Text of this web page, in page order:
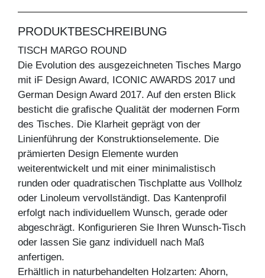
PRODUKTBESCHREIBUNG
TISCH MARGO ROUND
Die Evolution des ausgezeichneten Tisches Margo
mit iF Design Award, ICONIC AWARDS 2017 und
German Design Award 2017. Auf den ersten Blick
besticht die grafische Qualität der modernen Form
des Tisches. Die Klarheit geprägt von der
Linienführung der Konstruktionselemente. Die
prämierten Design Elemente wurden
weiterentwickelt und mit einer minimalistisch
runden oder quadratischen Tischplatte aus Vollholz
oder Linoleum vervollständigt. Das Kantenprofil
erfolgt nach individuellem Wunsch, gerade oder
abgeschrägt. Konfigurieren Sie Ihren Wunsch-Tisch
oder lassen Sie ganz individuell nach Maß
anfertigen.
Erhältlich in naturbehandelten Holzarten: Ahorn,